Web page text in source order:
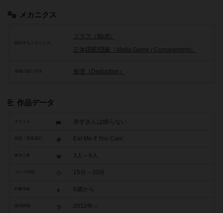
メカニクス
頻出するメカニクス
ブラフ（Bluff）
正体隠匿/隠蔽（Mafia Game / Concealment）
推理（Deduction）
作品データ
タイトル 赤ずきんは眠らない
Eat Me If You Can!
参加人数 3人～6人
15分～30分
6歳から
2012年～